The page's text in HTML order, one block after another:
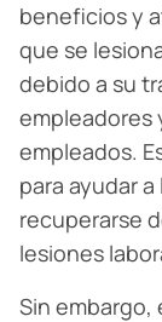
beneficios y
que se
debido a su
empleadores
empleados.
para ayudar
recuperarse
lesiones
Sin embargo,